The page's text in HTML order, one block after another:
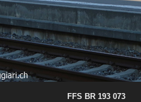
FFS BR 193 073